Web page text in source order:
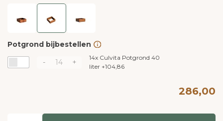
Potgrond bijbestellen
-
+ 14x Culvita Potgrond 40
liter +104,86
286,00